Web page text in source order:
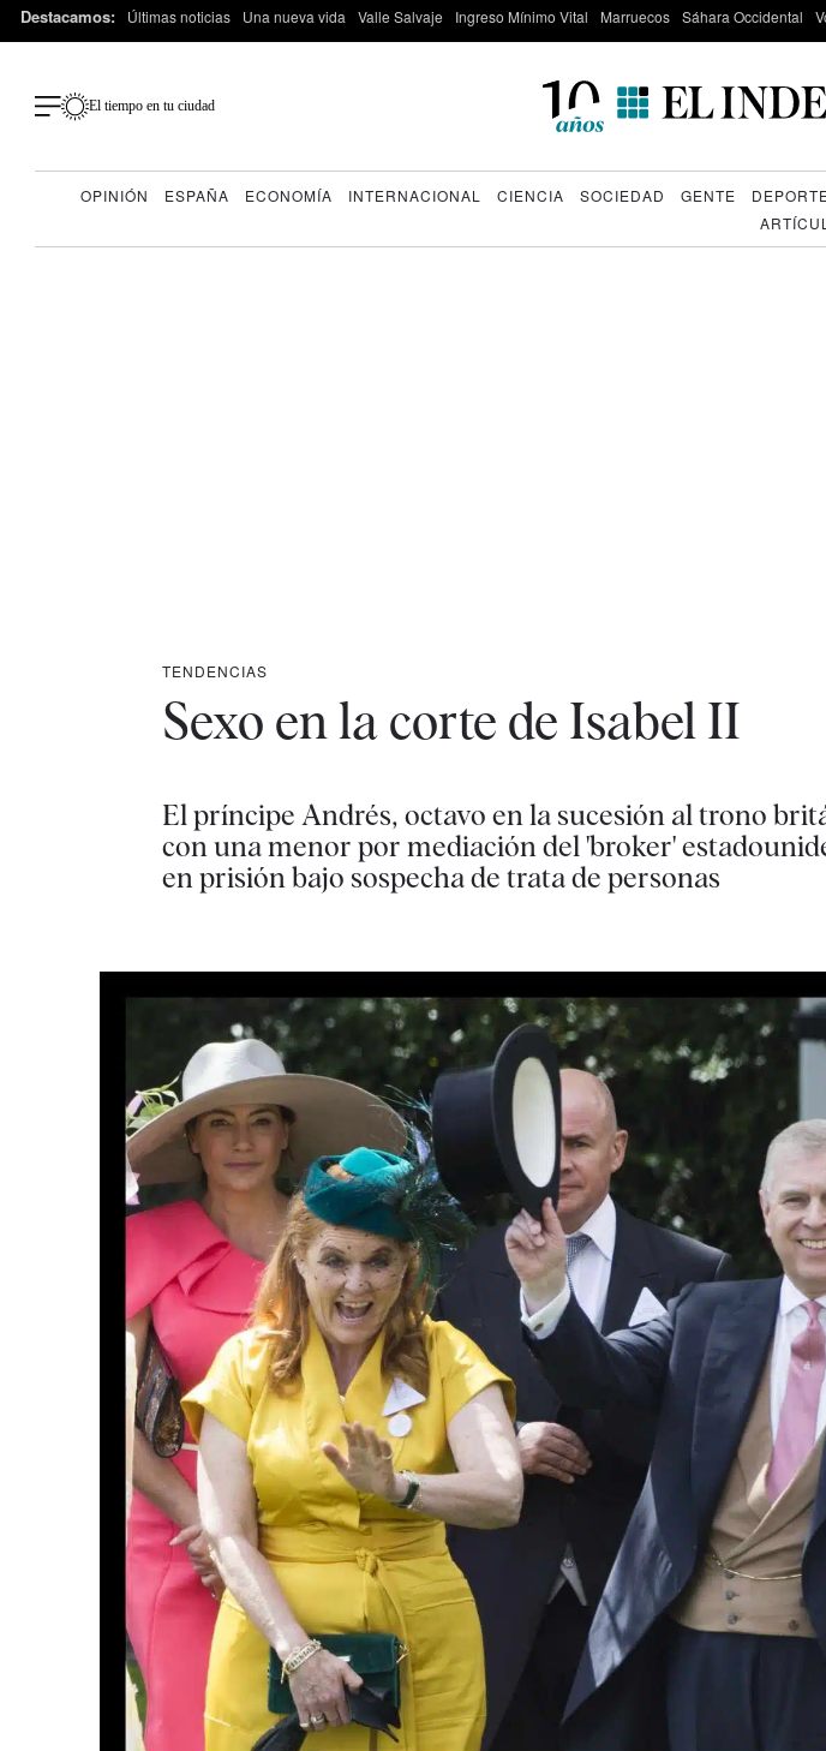
Destacamos: Últimas noticias Una nueva vida Valle Salvaje Ingreso Mínimo Vital Marruecos Sáhara Occidental
El tiempo en tu ciudad
OPINIÓN ESPAÑA ECONOMÍA INTERNACIONAL CIENCIA SOCIEDAD GENTE
TENDENCIAS
Sexo en la corte de Isabel II
El príncipe Andrés, octavo en la sucesión al trono
con una menor por mediación del 'broker'
en prisión bajo sospecha de trata de personas